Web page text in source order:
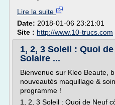
Lire la suite
Date: 2018-01-06 23:21:01
Site : http://www.10-trucs.com
1, 2, 3 Soleil : Quoi
Solaire ...
Bienvenue sur Kleo Beaute,
nouveautés maquillage &
programme !
1, 2, 3 Soleil : Quoi de Neuf